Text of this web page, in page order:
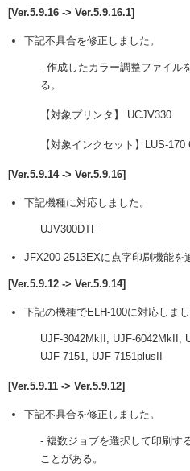
[Ver.5.9.16 -> Ver.5.9.16.1]
下記不具合を修正しました。
- 作成したカラー調整ファイル
る。
【対象プリンタ】 UCJV330
【対象インクセット】LUS-170
[Ver.5.9.14 -> Ver.5.9.16]
下記機種に対応しました。
UJV300DTF
JFX200-2513EXに点字印刷機能を
[Ver.5.9.12 -> Ver.5.9.14]
下記の機種でELH-100に対応しまし
UJF-3042MkII, UJF-6042MkII,
UJF-7151, UJF-7151plusII
[Ver.5.9.11 -> Ver.5.9.12]
下記不具合を修正しました。
- 複数ジョブを選択して印刷す
ことがある。